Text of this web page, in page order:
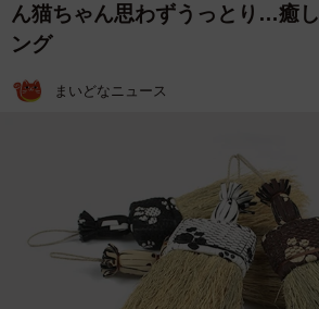
ん猫ちゃん思わずうっとり…癒
ング
まいどなニュース